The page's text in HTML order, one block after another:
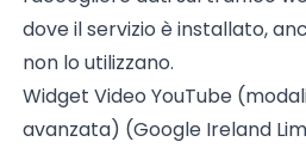
dove il servizio è installato,
non lo utilizzano.
Widget Video YouTube
avanzata) (Google Ireland